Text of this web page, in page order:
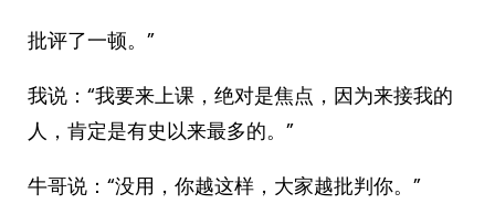
批评了一顿。”
我说：“我要来上课，绝对是焦点，因为来接我的
人，肯定是有史以来最多的。”
牛哥说：“没用，你越这样，大家越批判你。”